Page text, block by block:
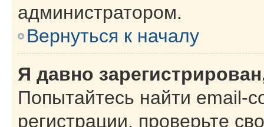
администратором.
Вернуться к началу
Я давно
Попытайтесь найти email-
регистрации, проверьте